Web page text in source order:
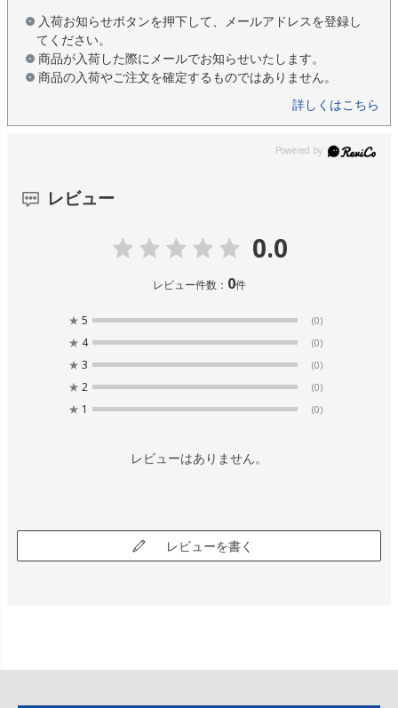
入荷お知らせボタンを押下して、メールアドレスを登録し
てください。
商品が入荷した際にメールでお知らせいたします。
商品の入荷やご注文を確定するものではありません。
詳しくはこちら
レビュー
0.0
レビュー件数： 0件
★ 5 (0)
★ 4 (0)
★ 3 (0)
★ 2 (0)
★ 1 (0)
レビューはありません。
レビューを書く